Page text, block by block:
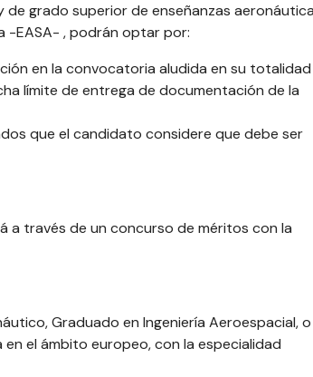
grado superior de enseñanzas
-EASA- , podrán optar por:
en la convocatoria aludida en su totalidad
límite de entrega de documentación de la
que el candidato considere que debe ser
a través de un concurso de méritos con la
Graduado en Ingeniería Aeroespacial, o
el ámbito europeo, con la especialidad